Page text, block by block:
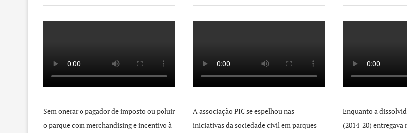
Sem onerar o pagador de imposto ou poluir
o parque com merchandising e incentivo à
A associação PIC se espelhou nas
iniciativas da sociedade civil em parques
Enquanto a
(2014-20) entregava